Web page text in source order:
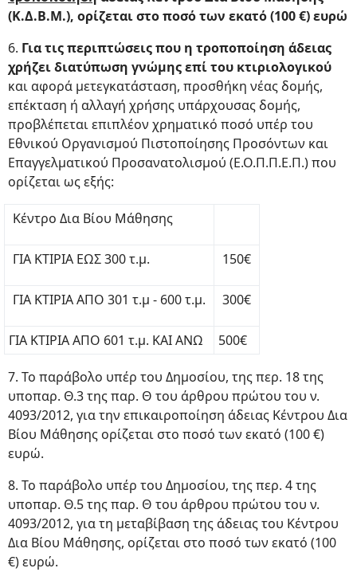
(Κ.Δ.Β.Μ.), ορίζεται στο ποσό των εκατό (100 €) ευρώ
6. Για τις περιπτώσεις που η τροποποίηση άδειας
χρήζει διατύπωση γνώμης επί του κτιριολογικού
και αφορά μετεγκατάσταση, προσθήκη νέας δομής,
επέκταση ή αλλαγή χρήσης υπάρχουσας δομής,
προβλέπεται επιπλέον χρηματικό ποσό υπέρ του
Εθνικού Οργανισμού Πιστοποίησης Προσόντων και
Επαγγελματικού Προσανατολισμού (Ε.Ο.Π.Π.Ε.Π.) που
ορίζεται ως εξής:
Κέντρο Δια Βίου Μάθησης
ΓΙΑ ΚΤΙΡΙΑ ΕΩΣ 300 τ.μ. 150€
ΓΙΑ ΚΤΙΡΙΑ ΑΠΟ 301 τ.μ - 600 τ.μ. 300€
ΓΙΑ ΚΤΙΡΙΑ ΑΠΟ 601 τ.μ. ΚΑΙ ΑΝΩ 500€
7. Το παράβολο υπέρ του Δημοσίου, της περ. 18 της
υποπαρ. Θ.3 της παρ. Θ του άρθρου πρώτου του ν.
4093/2012, για την επικαιροποίηση άδειας Κέντρου Δια
Βίου Μάθησης ορίζεται στο ποσό των εκατό (100 €)
ευρώ.
8. Το παράβολο υπέρ του Δημοσίου, της περ. 4 της
υποπαρ. Θ.5 της παρ. Θ του άρθρου πρώτου του ν.
4093/2012, για τη μεταβίβαση της άδειας του Κέντρου
Δια Βίου Μάθησης, ορίζεται στο ποσό των εκατό (100
€) ευρώ.